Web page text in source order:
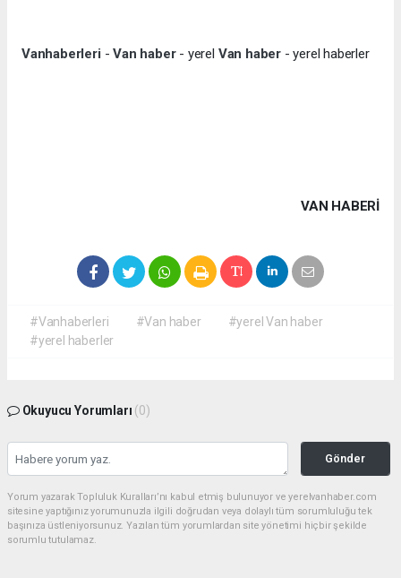
Vanhaberleri -Van haber - yerel Van haber - yerel haberler
VAN HABERİ
#Vanhaberleri #Van haber
#yerel Van haber
#yerel haberler
Okuyucu Yorumları (0)
Gönder
Yorum yazarak Topluluk Kuralları’nı kabul etmiş bulunuyor ve yerelvanhaber.com
sitesine yaptığınız yorumunuzla ilgili doğrudan veya dolaylı tüm sorumluluğu tek
başınıza üstleniyorsunuz. Yazılan tüm yorumlardan site yönetimi hiçbir şekilde
sorumlu tutulamaz.